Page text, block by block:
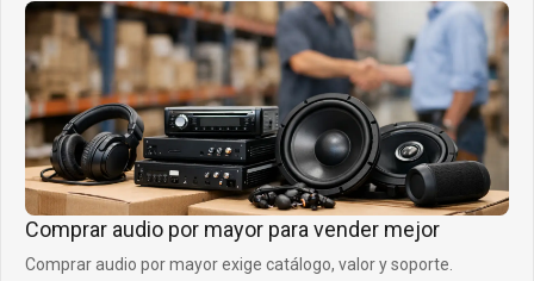
Comprar audio por mayor para vender mejor
Comprar audio por mayor exige catálogo, valor y soporte.